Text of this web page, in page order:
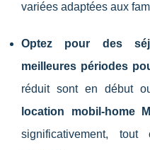
variées adaptées aux
Optez pour des
meilleures périodes
réduit sont en début
location mobil-home
significativement,